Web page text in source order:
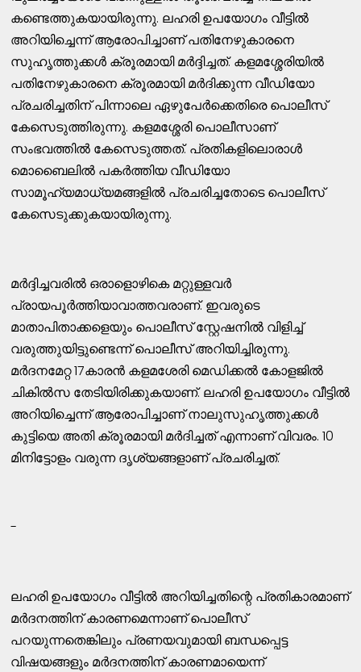
കണ്ടെത്തുകയായിരുന്നു. ലഹരി ഉപയോഗം വീട്ടില്‍
അറിയിച്ചെന്ന് ആരോപിച്ചാണ് പതിനേഴുകാരനെ
സുഹൃത്തുക്കള്‍ ക്രൂരമായി മര്‍ദ്ദിച്ചത്. കളമശ്ശേരിയില്‍
പതിനേഴുകാരനെ ക്രൂരമായി മര്‍ദിക്കുന്ന വീഡിയോ
പ്രചരിച്ചതിന് പിന്നാലെ ഏഴുപേര്‍ക്കെതിരെ പൊലീസ്
കേസെടുത്തിരുന്നു. കളമശ്ശേരി പൊലീസാണ്
സംഭവത്തില്‍ കേസെടുത്തത്. പ്രതികളിലൊരാള്‍
മൊബൈലില്‍ പകര്‍ത്തിയ വീഡിയോ
സാമൂഹ്യമാധ്യമങ്ങളില്‍ പ്രചരിച്ചതോടെ പൊലീസ്
കേസെടുക്കുകയായിരുന്നു.
മര്‍ദ്ദിച്ചവരില്‍ ഒരാളൊഴികെ മറ്റുള്ളവര്‍
പ്രായപൂര്‍ത്തിയാവാത്തവരാണ്. ഇവരുടെ
മാതാപിതാക്കളെയും പൊലീസ് സ്റ്റേഷനില്‍ വിളിച്ച്‌
വരുത്തുയിട്ടുണ്ടെന്ന് പൊലീസ് അറിയിച്ചിരുന്നു.
മര്‍ദനമേറ്റ 17കാരന്‍ കളമശേരി മെഡിക്കല്‍ കോളജില്‍
ചികില്‍സ തേടിയിരിക്കുകയാണ്. ലഹരി ഉപയോഗം വീട്ടില്‍
അറിയിച്ചെന്ന് ആരോപിച്ചാണ് നാലുസുഹൃത്തുക്കള്‍
കുട്ടിയെ അതി ക്രൂരമായി മര്‍ദിച്ചത് എന്നാണ് വിവരം. 10
മിനിട്ടോളം വരുന്ന ദൃശ്യങ്ങളാണ് പ്രചരിച്ചത്.
-
ലഹരി ഉപയോഗം വീട്ടില്‍ അറിയിച്ചതിന്റെ പ്രതികാരമാണ്
മര്‍ദനത്തിന് കാരണമെന്നാണ് പൊലീസ്
പറയുന്നതെങ്കിലും പ്രണയവുമായി ബന്ധപ്പെട്ട
വിഷയങ്ങളും മര്‍ദനത്തിന് കാരണമായെന്ന്